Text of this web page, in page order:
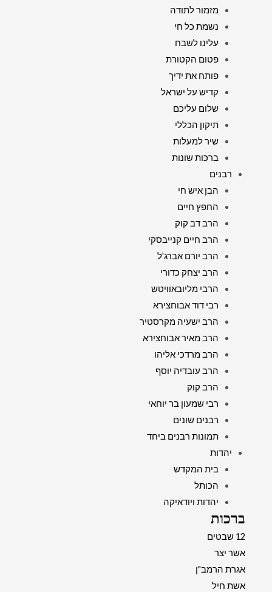
מזמור לתודה
נשמת כל חי
עלינו לשבח
פטום הקטורת
פותח את ידיך
קדיש על ישראל
שלום עליכם
תיקון הכללי
שיר למעלות
ברכות שונות
רבנים
הבן איש חי
החפץ חיים
הרב דב קוק
הרב חיים קנייבסקי
הרב יורם אברג'ל
הרב יצחק כדורי
הרבי מליובאוויטש
רבי דוד אבוחצירא
הרב ישעיה מקרסטיר
הרב מאיר אבוחצירא
הרב מרדכי אליהו
הרב עובדיה יוסף
הרב קוק
רבי שמעון בר יוחאי
רבנים שונים
תמונות רבנים ביחד
יהדות
בית המקדש
הכותל
יהדות ויודאיקה
ברכות
12 שבטים
אשר יצר
אגרת הרמב"ן
אשת חיל